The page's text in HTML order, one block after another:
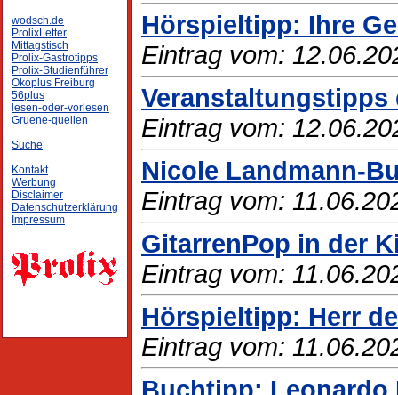
wodsch.de
ProlixLetter
Mittagstisch
Prolix-Gastrotipps
Prolix-Studienführer
Ökoplus Freiburg
56plus
lesen-oder-vorlesen
Gruene-quellen
Suche
Kontakt
Werbung
Disclaimer
Datenschutzerklärung
Impressum
Hörspieltipp: Ihre
Eintrag vom:
Veranstaltungstipps
Eintrag vom:
Nicole Landmann-
Eintrag vom:
GitarrenPop in der
Eintrag vom:
Hörspieltipp: Herr
Eintrag vom:
Buchtipp: Leonardo